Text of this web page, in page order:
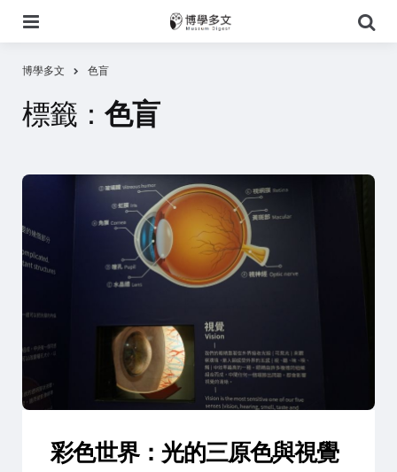
尋
博學多文 色盲
標籤： 色盲
彩色世界：光的三原色與視覺